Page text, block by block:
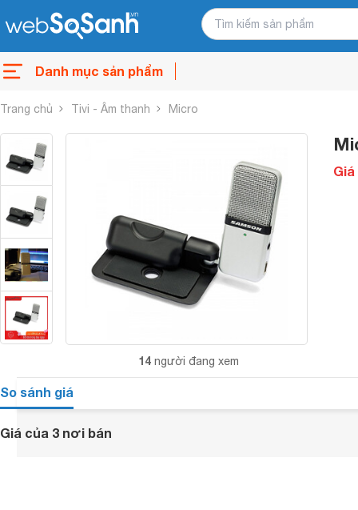
Danh mục sản phẩm
Trang chủ Tivi - Âm thanh Micro
14 người đang xem
Giá
So sánh giá
Giá của 3 nơi bán